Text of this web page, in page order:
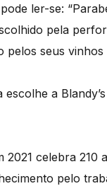
ler-se:
pela
seus vinhos
a
2021 celebra
pelo